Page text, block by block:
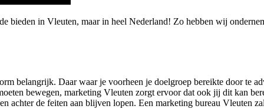
bieden in Vleuten, maar in heel Nederland! Zo hebben wij
belangrijk. Daar waar je voorheen je doelgroep bereikte door te
bewegen, marketing Vleuten zorgt ervoor dat ook jij dit kan
achter de feiten aan blijven lopen. Een marketing bureau Vleuten